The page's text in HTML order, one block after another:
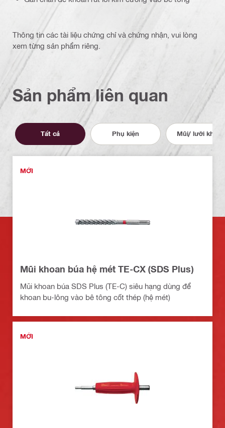
Thông tin các tài liệu chứng chỉ và chứng nhận, vui lòng
xem từng sản phẩm riêng.
Sản phẩm liên quan
Tất cả Phụ kiện Mũi/ lưỡi khoan
MỚI
Mũi khoan búa hệ mét TE-CX (SDS Plus)
Mũi khoan búa SDS Plus (TE-C) siêu hạng dùng để
khoan bu-lông vào bê tông cốt thép (hệ mét)
MỚI